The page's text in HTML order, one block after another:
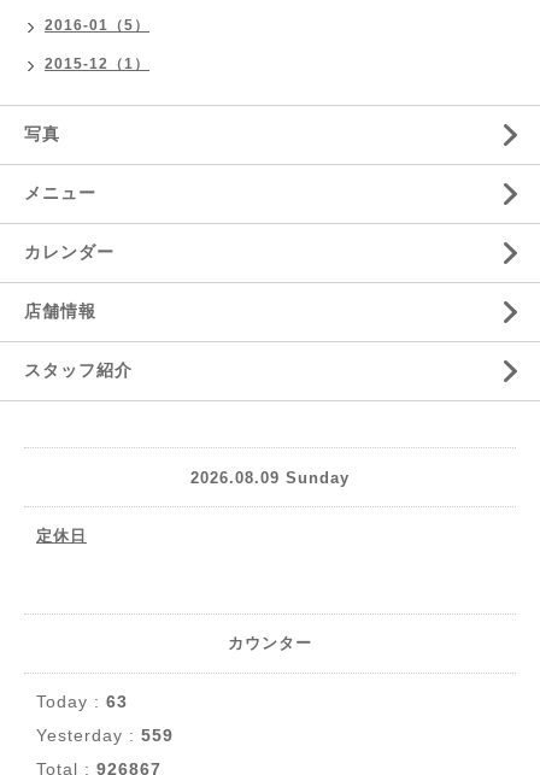
2016-01（5）
2015-12（1）
写真
メニュー
カレンダー
店舗情報
スタッフ紹介
2026.08.09 Sunday
定休日
カウンター
Today : 63
Yesterday : 559
Total : 926867